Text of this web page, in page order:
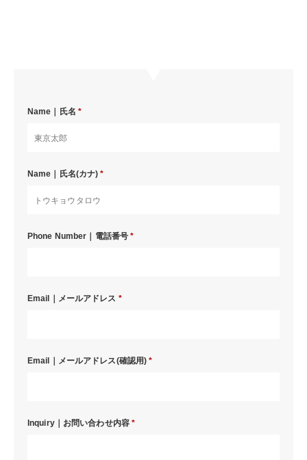
Name｜氏名 *
Name｜氏名(カナ) *
Phone Number｜電話番号 *
Email｜メールアドレス *
Email｜メールアドレス(確認用) *
Inquiry｜お問い合わせ内容 *